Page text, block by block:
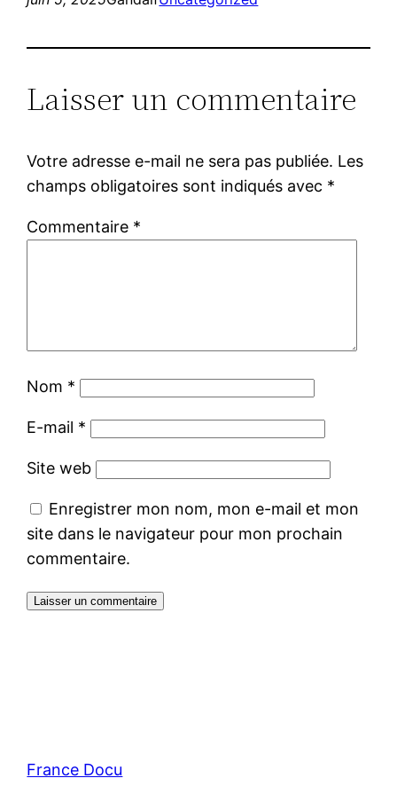
Laisser un commentaire
Votre adresse e-mail ne sera pas publiée. Les
champs obligatoires sont indiqués avec *
Commentaire *
Nom *
E-mail *
Site web
Enregistrer mon nom, mon e-mail et mon
site dans le navigateur pour mon prochain
commentaire.
France Docu